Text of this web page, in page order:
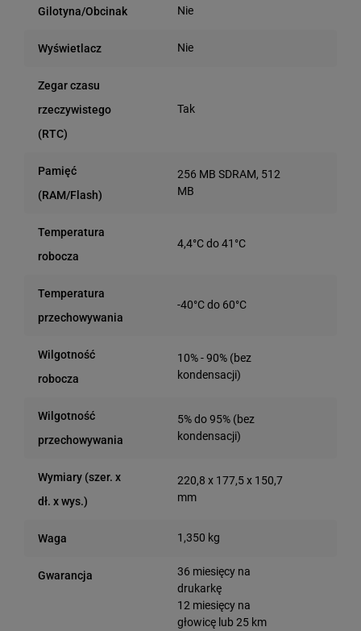
Gilotyna/Obcinak Nie
Wyświetlacz Nie
Zegar czasu
rzeczywistego
(RTC)
Tak
Pamięć
(RAM/Flash)
256 MB SDRAM, 512
MB
Temperatura
robocza
4,4°C do 41°C
Temperatura
przechowywania
-40°C do 60°C
Wilgotność
robocza
10% - 90% (bez
kondensacji)
Wilgotność
przechowywania
5% do 95% (bez
kondensacji)
Wymiary (szer. x
dł. x wys.)
220,8 x 177,5 x 150,7
mm
Waga 1,350 kg
Gwarancja
36 miesięcy na
drukarkę
12 miesięcy na
głowicę lub 25 km